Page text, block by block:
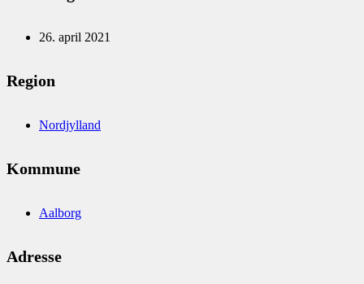
26. april 2021
Region
Nordjylland
Kommune
Aalborg
Adresse